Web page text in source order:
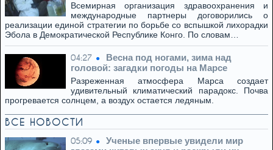
Всемирная организация здравоохранения и
международные партнеры договорились о
реализации единой стратегии по борьбе со вспышкой лихорадки
Эбола в Демократической Республике Конго. По словам…
04:27
Весна под ногами, зима над
головой: загадки погоды на Марсе
Разреженная атмосфера Марса создает
удивительный климатический парадокс. Почва
прогревается солнцем, а воздух остается ледяным.
ВСЕ НОВОСТИ
05:09
Ученые впервые увидели мир